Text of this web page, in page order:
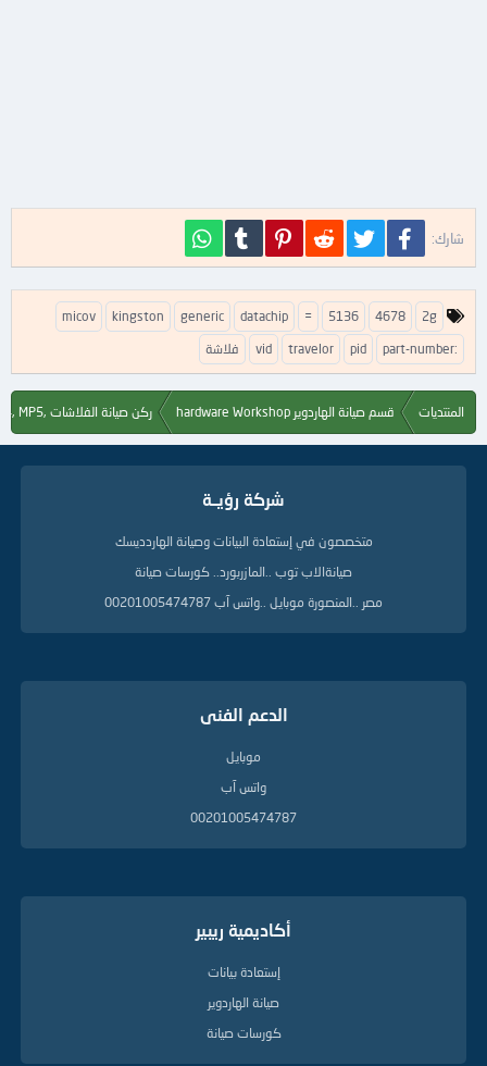
شارك: فيسبوك تويتر Reddit
Pinterest
Tumblr
ا
ل
ك
ل
م
ا
ا
ل
2g
4678
5136
=
datachip
generic
kingston
micov
part-number:
pid
travelor
vid فلاشة
المنتديات قسم صيانة الهاردوير hardware Workshop ركن صيانة الفلاشات ,Flash, MP3, MP4, MP5
شركة رؤيــة
متخصصون في إستعادة البيانات وصيانة الهاردديسك
صيانةالاب توب ..المازربورد.. كورسات صيانة
مصر ..المنصورة موبايل ..واتس آب 00201005474787
الدعم الفنى
موبايل
واتس آب
00201005474787
أكاديمية ريبير
إستعادة بيانات
صيانة الهاردوير
كورسات صيانة